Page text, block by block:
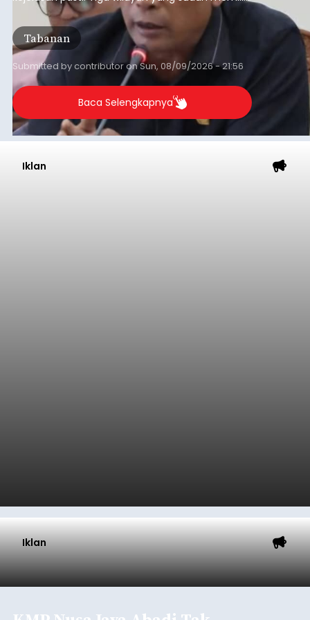
RDTR tersebut meliputi Kecamatan Kediri,
Tabanan, dan Selemadeg Barat.
Tabanan
Submitted bycontributoronSun, 08/09/2026 - 21:56
Baca Selengkapnya
Iklan
Iklan